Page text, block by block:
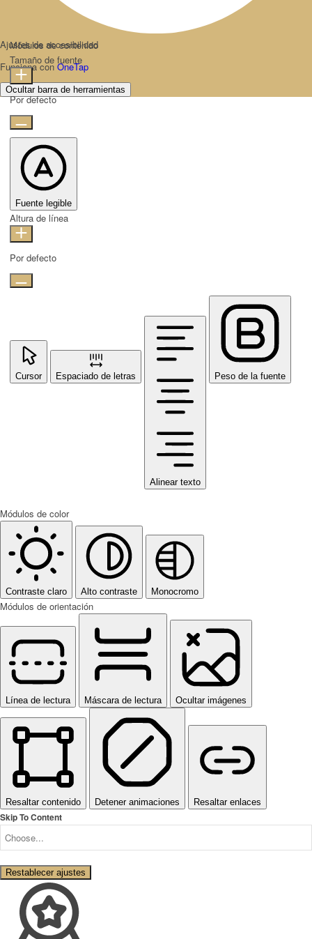
Ajustes de accesibilidad
Funciona con OneTap
Ocultar barra de herramientas
Módulos de contenido
Tamaño de fuente
Por defecto
Fuente legible
Altura de línea
Por defecto
Cursor Espaciado de letras
Alinear texto
Peso de la fuente
Módulos de color
Contraste claro Alto contraste Monocromo
Módulos de orientación
Línea de lectura Máscara de lectura Ocultar imágenes
Resaltar contenido Detener animaciones Resaltar enlaces
Skip To Content
Restablecer ajustes